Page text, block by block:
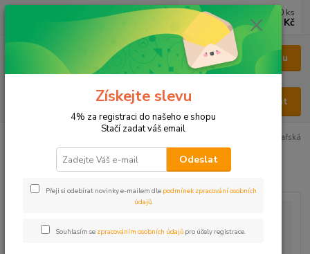
Menu
Hledat
0 ks
0 Kč
Levandule lékařská
Levandule lékařská
Získejte slevu
4% za registraci do našeho e shopu
Stačí zadat váš email
Odeslat
Přeji si odebírat novinky e-mailem dle podmínek zpracování osobních
údajů.
Souhlasím se zpracováním osobních údajů pro účely registrace.